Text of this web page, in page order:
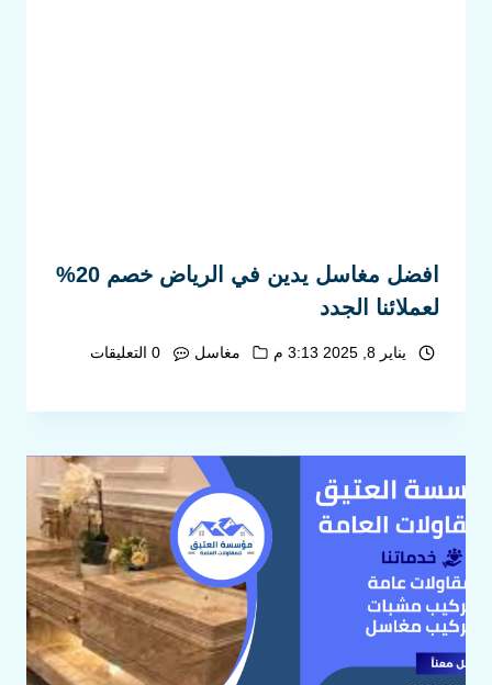
افضل مغاسل يدين في الرياض خصم 20%
لعملائنا الجدد
يناير 8, 2025 3:13 م مغاسل 0 التعليقات